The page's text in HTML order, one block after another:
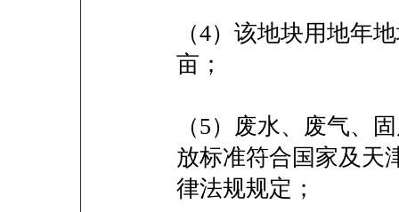
（4）该地块用地年
亩；
（5）废水、废气、
放标准符合国家及天
律法规规定；